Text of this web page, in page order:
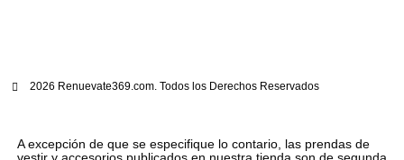
2026 Renuevate369.com. Todos los Derechos Reservados
A excepción de que se especifique lo contario, las prendas de